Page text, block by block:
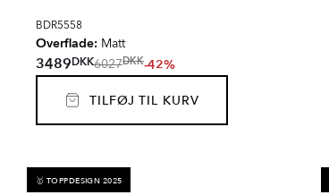
BDR5558
Overflade: Matt
3489DKK6027DKK-42%
TILFØJ TIL KURV
🥇 TOPPDESIGN 2025